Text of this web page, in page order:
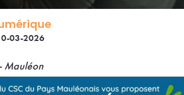
03-2026
Mauléon